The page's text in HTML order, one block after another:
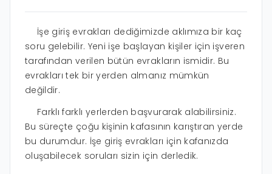
İşe giriş evrakları dediğimizde aklımıza bir kaç
soru gelebilir. Yeni işe başlayan kişiler için işveren
tarafından verilen bütün evrakların ismidir. Bu
evrakları tek bir yerden almanız mümkün
değildir.
Farklı farklı yerlerden başvurarak alabilirsiniz.
Bu süreçte çoğu kişinin kafasının karıştıran yerde
bu durumdur. İşe giriş evrakları için kafanızda
oluşabilecek soruları sizin için derledik.